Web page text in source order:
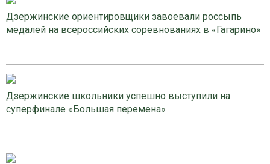
Дзержинские ориентировщики завоевали россыпь
медалей на всероссийских соревнованиях в «Гагарино»
Дзержинские школьники успешно выступили на
суперфинале «Большая перемена»